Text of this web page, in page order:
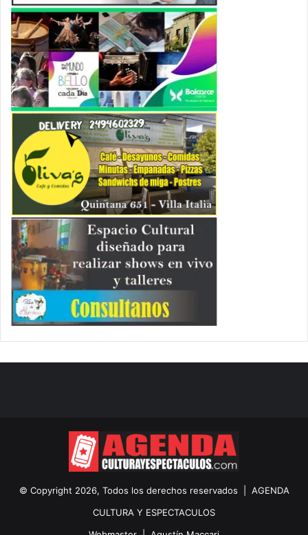
© Copyright 2026, Todos los derechos reservados | AGENDA
CULTURA Y ESPECTACULOS